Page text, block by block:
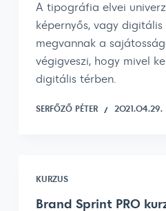
A tipográfia elvei
képernyős, vagy
megvannak a
végigveszi, hogy mivel
digitális térben.
SERFŐZŐ PÉTER 2021.04.29.
KURZUS
Brand Sprint PRO